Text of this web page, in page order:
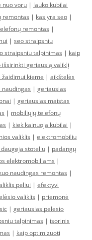
nuo voru | lauko kubilai
remontas | kas yra seo |
remontas |
| seo straipsniu
straipsniu talpinimas | kaip
išsirinkti geriausią valiklį
kieme | aikštelės
| geriausias
| geriausias maistas
| mobiliųjų telefonų
| kiek kainuoja kubilai |
valiklis | elektromobiliu
stoteliu | padangų
elektromobiliams |
naudingas remontas |
peliui | efektyvi
valiklis | priemonė
| geriausias pelesio
talpinimas | isorinis
| kaip optimizuoti